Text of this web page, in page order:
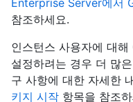
Enterprise Server에서
참조하세요.
인스턴스 사용자에 대
설정하려는 경우 더 많
구 사항에 대한 자세한
키지 시작 항목을 참조